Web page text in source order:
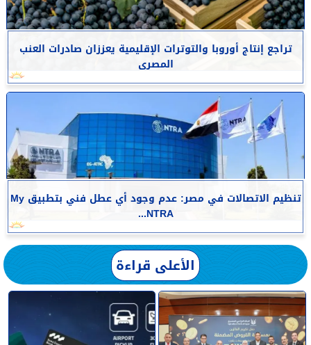
تراجع إنتاج أوروبا والتوترات الإقليمية يعززان صادرات العنب
المصرى
تنظيم الاتصالات في مصر: عدم وجود أي عطل فني بتطبيق My
NTRA...
الأعلى قراءة